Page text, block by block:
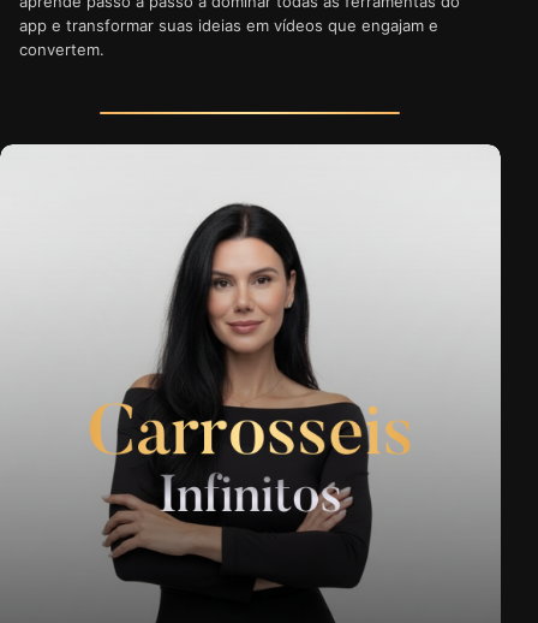
app e transformar suas ideias em vídeos que engajam e
convertem.